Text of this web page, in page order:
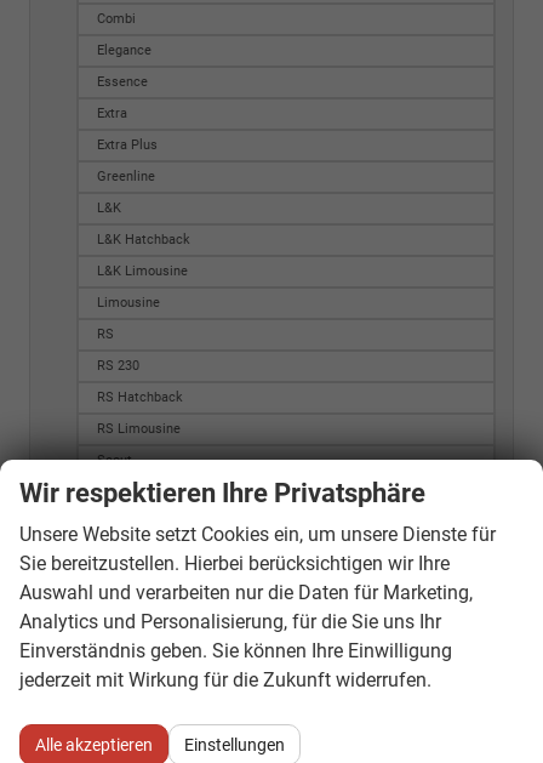
Combi
Elegance
Essence
Extra
Extra Plus
Greenline
L&K
L&K Hatchback
L&K Limousine
Limousine
RS
RS 230
RS Hatchback
RS Limousine
Scout
Selection
Sportline
Style Hatchback
Style Limousine
Style PLUS
Top Selection
20Y Ambition
Wir respektieren Ihre Privatsphäre
Unsere Website setzt Cookies ein, um unsere Dienste für
Sie bereitzustellen. Hierbei berücksichtigen wir Ihre
Auswahl und verarbeiten nur die Daten für Marketing,
Analytics und Personalisierung, für die Sie uns Ihr
Einverständnis geben. Sie können Ihre Einwilligung
jederzeit mit Wirkung für die Zukunft widerrufen.
Alle akzeptieren Einstellungen